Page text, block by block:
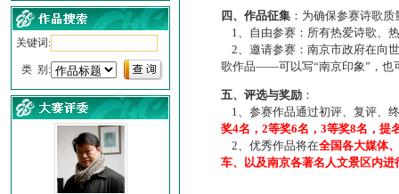
关键词:
类 别:
四、作品征集 ：为确保参赛诗歌
1、自由参赛：所有热爱诗歌、
2、邀请参赛：南京市政府在向
歌作品——可以写“南京印象”，也
五、评选与奖励 ：
1、参赛作品通过初评、复评、
奖4名，2等奖6名，3等奖8名，提
2、优秀作品将在全国各大媒体
车、以及南京各著名人文景区内进